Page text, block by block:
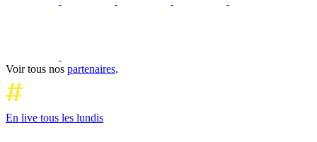
Voir tous nos partenaires.
En live tous les lundis